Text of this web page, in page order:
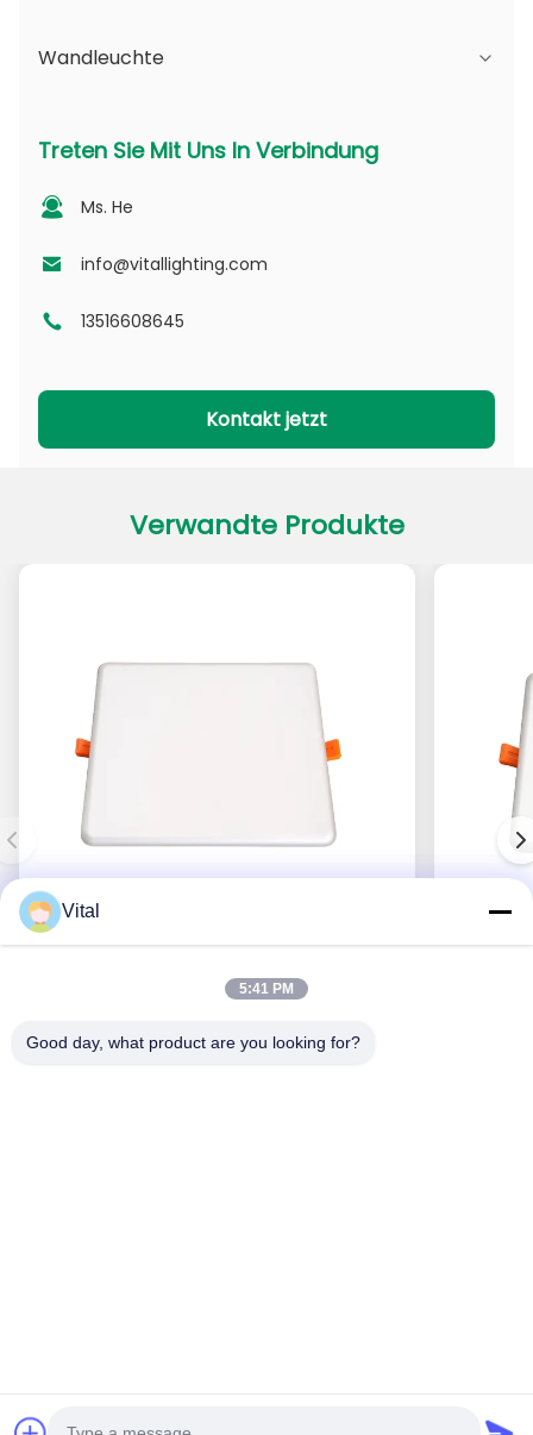
DSDL-Reihe
MDL-Serie
NSDL-Serie
DL-Serie
PADL-Serie
JCL-Serie
PV-Serie
PD -Serie
CL-Serie
PACL-Serie
Wandleuchte
veränderbare Öffnung
Serie D - Punktlicht-Leitplatte
Treten Sie Mit Uns In Verbindung
Ms. He
info@vitallighting.com
13516608645
Kontakt jetzt
Verwandte Produkte
Erhalten Sie besten Preis
Urheberrecht 2026 Vital Lighting CO., Ltd . Alle Rechte vorbehalten.
Vital
5:41 PM
Good day, what product are you looking for?